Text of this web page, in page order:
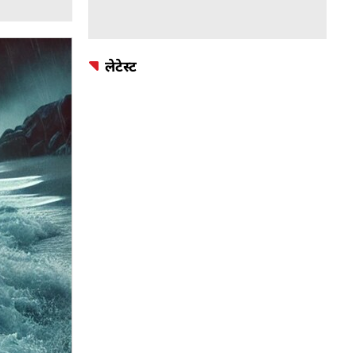
लेटेस्ट